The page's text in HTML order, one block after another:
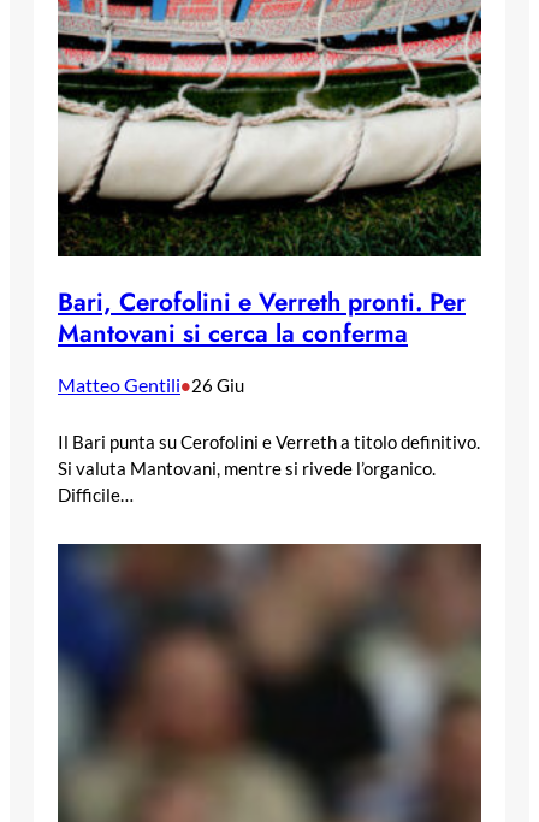
Bari, Cerofolini e Verreth pronti. Per
Mantovani si cerca la conferma
Matteo Gentili•26 Giu
Il Bari punta su Cerofolini e Verreth a titolo definitivo.
Si valuta Mantovani, mentre si rivede l’organico.
Difficile…